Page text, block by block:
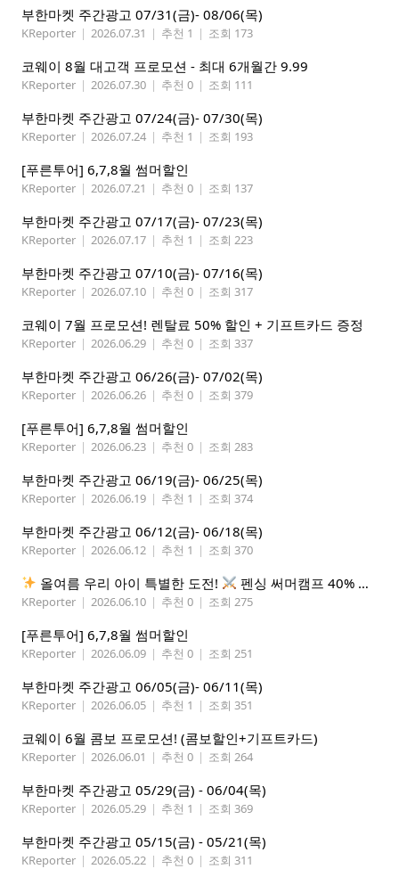
부한마켓 주간광고 07/31(금)- 08/06(목)
KReporter | 2026.07.31 | 추천 1 | 조회 173
코웨이 8월 대고객 프로모션 - 최대 6개월간 9.99
KReporter | 2026.07.30 | 추천 0 | 조회 111
부한마켓 주간광고 07/24(금)- 07/30(목)
KReporter | 2026.07.24 | 추천 1 | 조회 193
[푸른투어] 6,7,8월 썸머할인
KReporter | 2026.07.21 | 추천 0 | 조회 137
부한마켓 주간광고 07/17(금)- 07/23(목)
KReporter | 2026.07.17 | 추천 1 | 조회 223
부한마켓 주간광고 07/10(금)- 07/16(목)
KReporter | 2026.07.10 | 추천 0 | 조회 317
코웨이 7월 프로모션! 렌탈료 50% 할인 + 기프트카드 증정
KReporter | 2026.06.29 | 추천 0 | 조회 337
부한마켓 주간광고 06/26(금)- 07/02(목)
KReporter | 2026.06.26 | 추천 0 | 조회 379
[푸른투어] 6,7,8월 썸머할인
KReporter | 2026.06.23 | 추천 0 | 조회 283
부한마켓 주간광고 06/19(금)- 06/25(목)
KReporter | 2026.06.19 | 추천 1 | 조회 374
부한마켓 주간광고 06/12(금)- 06/18(목)
KReporter | 2026.06.12 | 추천 1 | 조회 370
올여름 우리 아이 특별한 도전! 펜싱 써머캠프 40% 선착순 할인
KReporter | 2026.06.10 | 추천 0 | 조회 275
[푸른투어] 6,7,8월 썸머할인
KReporter | 2026.06.09 | 추천 0 | 조회 251
부한마켓 주간광고 06/05(금)- 06/11(목)
KReporter | 2026.06.05 | 추천 1 | 조회 351
코웨이 6월 콤보 프로모션! (콤보할인+기프트카드)
KReporter | 2026.06.01 | 추천 0 | 조회 264
부한마켓 주간광고 05/29(금) - 06/04(목)
KReporter | 2026.05.29 | 추천 1 | 조회 369
부한마켓 주간광고 05/15(금) - 05/21(목)
KReporter | 2026.05.22 | 추천 0 | 조회 311